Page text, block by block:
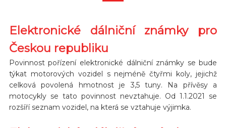
Elektronické dálniční známky pro
Českou republiku
Povinnost pořízení elektronické dálniční známky se bude
týkat motorových vozidel s nejméně čtyřmi koly, jejichž
celková povolená hmotnost je 3,5 tuny. Na přívěsy a
motocykly se tato povinnost nevztahuje. Od 1.1.2021 se
rozšíří seznam vozidel, na která se vztahuje výjimka.